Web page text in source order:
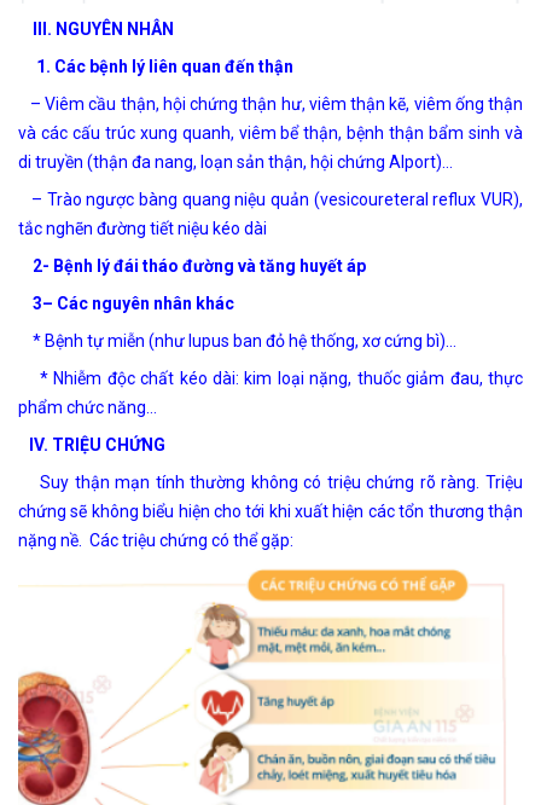
III. NGUYÊN NHÂN
1. Các bệnh lý liên quan đến thận
– Viêm cầu thận, hội chứng thận hư, viêm thận kẽ, viêm ống thận
và các cấu trúc xung quanh, viêm bể thận, bệnh thận bẩm sinh và
di truyền (thận đa nang, loạn sản thận, hội chứng Alport)…
– Trào ngược bàng quang niệu quản (vesicoureteral reflux VUR),
tắc nghẽn đường tiếtniệu kéo dài
2- Bệnh lý đái tháo đường và tăng huyết áp
3– Các nguyên nhân khác
* Bệnh tự miễn (như lupus ban đỏ hệ thống, xơ cứng bì)…
* Nhiễm độc chất kéo dài: kim loại nặng, thuốc giảm đau, thực
phẩm chức năng…
IV. TRIỆU CHỨNG
Suy thận mạn tính thường không có triệu chứng rõ ràng. Triệu
chứng sẽ không biểu hiện cho tới khi xuất hiện các tổn thương thận
nặng nề. Các triệu chứng có thể gặp: